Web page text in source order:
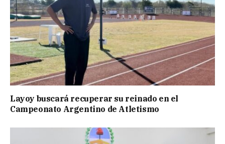
Layoy buscará recuperar su reinado en el
Campeonato Argentino de Atletismo